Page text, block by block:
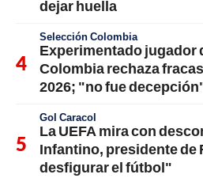
dejar huella
Selección Colombia
Experimentado jugador
Colombia rechaza
2026; "no fue
Gol Caracol
La UEFA mira con
Infantino, presidente de
desfigurar el fútbol"